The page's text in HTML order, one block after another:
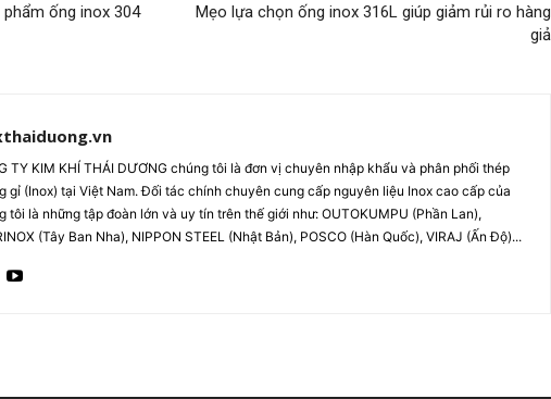
ống inox 304
Mẹo lựa chọn ống inox 316L giúp giảm rủi ro hàng
giả
TY KIM KHÍ THÁI DƯƠNG chúng tôi là đơn vị chuyên nhập khẩu và phân phối thép
gỉ (Inox) tại Việt Nam. Đối tác chính chuyên cung cấp nguyên liệu Inox cao cấp của
tôi là những tập đoàn lớn và uy tín trên thế giới như: OUTOKUMPU (Phần Lan),
(Tây Ban Nha), NIPPON STEEL (Nhật Bản), POSCO (Hàn Quốc), VIRAJ (Ấn Độ)...